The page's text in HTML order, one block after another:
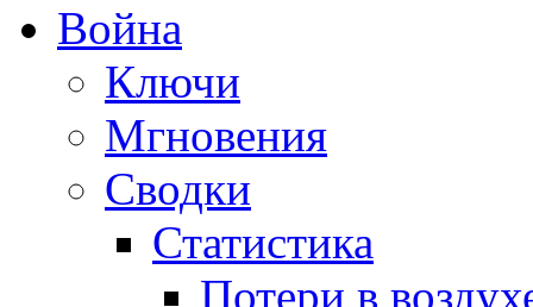
Война
Ключи
Мгновения
Сводки
Статистика
Потери в